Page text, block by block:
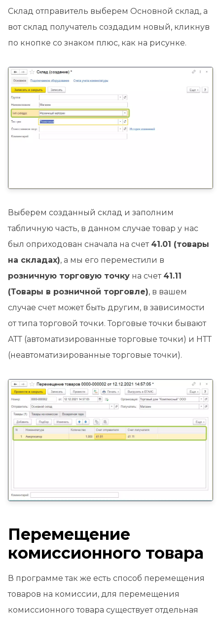
Склад отправитель выберем Основной склад, а
вот склад получатель создадим новый, кликнув
по кнопке со знаком плюс, как на рисунке.
Выберем созданный склад и заполним
табличную часть, в данном случае товар у нас
был оприходован сначала на счет 41.01 (товары
на складах), а мы его переместили в
розничную торговую точку на счет 41.11
(Товары в розничной торговле), в вашем
случае счет может быть другим, в зависимости
от типа торговой точки. Торговые точки бывают
АТТ (автоматизированные торговые точки) и НТТ
(неавтоматизированные торговые точки).
Перемещение
комиссионного товара
В программе так же есть способ перемещения
товаров на комиссии, для перемещения
комиссионного товара существует отдельная